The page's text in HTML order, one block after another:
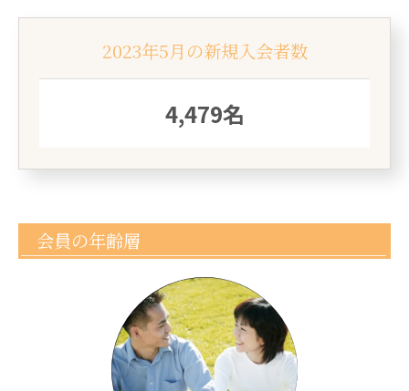
2023年5月の新規入会者数
4,479名
会員の年齢層